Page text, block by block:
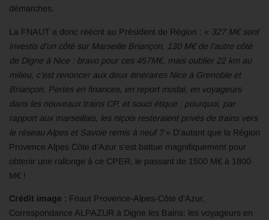
démarches.
La FNAUT a donc réécrit au Président de Région : « 327 M€ sont
investis d’un côté sur Marseille Briançon, 130 M€ de l’autre côté
de Digne à Nice : bravo pour ces 457M€, mais oublier 22 km au
milieu, c’est renoncer aux deux itinéraires Nice à Grenoble et
Briançon. Pertes en finances, en report modal, en voyageurs
dans les nouveaux trains CP, et souci étique : pourquoi, par
rapport aux marseillais, les niçois resteraient privés de trains vers
le réseau Alpes et Savoie remis à neuf ?» D’autant que la Région
Provence Alpes Côte d’Azur s’est battue magnifiquement pour
obtenir une rallonge à ce CPER, le passant de 1500 M€ à 1800
M€ !
Crédit image : Fnaut Provence-Alpes-Côte d’Azur,
Correspondance ALPAZUR à Digne les Bains: les voyageurs en